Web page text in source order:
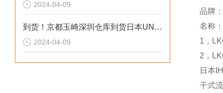
2024-04-09
到货！京都玉崎深圳仓库到货日本UNITTA音波式皮带张力计U-550替换U-508
2024-04-09
品牌
名称
1，
2，
日本
干式